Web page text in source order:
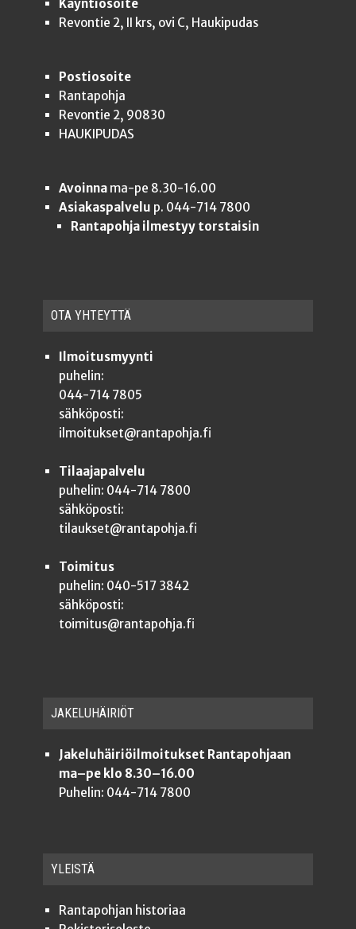
Käyntiosoite
Revontie 2, II krs, ovi C, Haukipudas
Postiosoite
Rantapohja
Revontie 2, 90830
HAUKIPUDAS
Avoinnama-pe 8.30-16.00
Asiakaspalvelu p. 044-714 7800
Rantapohja ilmestyy torstaisin
OTA YHTEYT­TÄ
Ilmoitusmyynti
puhelin:
044-714 7805
sähköposti:
ilmoitukset@rantapohja.fi
Tilaajapalvelu
puhelin: 044-714 7800
sähköposti:
tilaukset@rantapohja.fi
Toimitus
puhelin: 040-517 3842
sähköposti:
toimitus@rantapohja.fi
JAKE­LU­HÄI­RIÖT
Jakeluhäiriöilmoitukset Rantapohjaan
ma–pe klo 8.30–16.00
Puhelin: 044-714 7800
YLEISTÄ
Ran­ta­poh­jan historiaa